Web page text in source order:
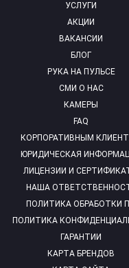
УСЛУГИ
АКЦИИ
ВАКАНСИИ
БЛОГ
РУКА НА ПУЛЬСЕ
СМИ О НАС
КАМЕРЫ
FAQ
КОРПОРАТИВНЫМ
ЮРИДИЧЕСКАЯ
ЛИЦЕНЗИИ И
НАША
ПОЛИТИКА ОБРАБОТКИ
ПОЛИТИКА
ГАРАНТИИ
КАРТА БРЕНДОВ